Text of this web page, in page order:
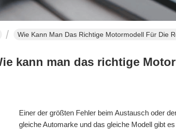
Wie Kann Man Das Richtige Motormodell Für Die
kann man das richtige
Einer der größten Fehler beim Austausch oder
gleiche Automarke und das gleiche Modell gibt